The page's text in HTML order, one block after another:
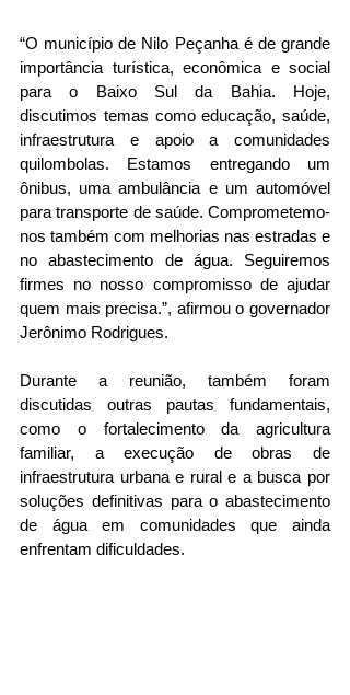
“O município de Nilo Peçanha é de grande
importância turística, econômica e social
para o Baixo Sul da Bahia. Hoje,
discutimos temas como educação, saúde,
infraestrutura e apoio a comunidades
quilombolas. Estamos entregando um
ônibus, uma ambulância e um automóvel
para transporte de saúde. Comprometemo-
nos também com melhorias nas estradas e
no abastecimento de água. Seguiremos
firmes no nosso compromisso de ajudar
quem mais precisa.”, afirmou o governador
Jerônimo Rodrigues.
Durante a reunião, também foram
discutidas outras pautas fundamentais,
como o fortalecimento da agricultura
familiar, a execução de obras de
infraestrutura urbana e rural e a busca por
soluções definitivas para o abastecimento
de água em comunidades que ainda
enfrentam dificuldades.